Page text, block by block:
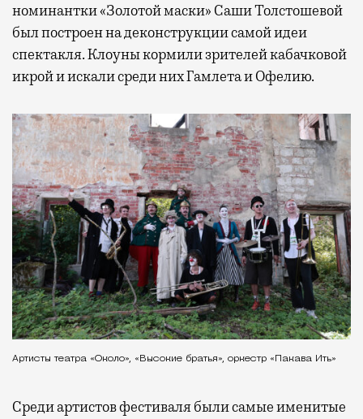
номинантки «Золотой маски» Саши Толстошевой
был построен на деконструкции самой идеи
спектакля. Клоуны кормили зрителей кабачковой
икрой и искали среди них Гамлета и Офелию.
Артисты театра «Около», «Высокие братья», оркестр «Пакава Ить»
Среди артистов фестиваля были самые именитые